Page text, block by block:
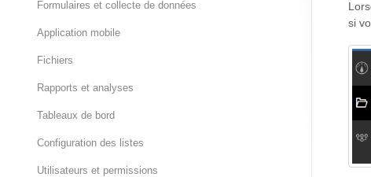
si
Formulaires et collecte de données
Application mobile
Fichiers
Rapports et analyses
Tableaux de bord
Configuration des listes
Utilisateurs et permissions